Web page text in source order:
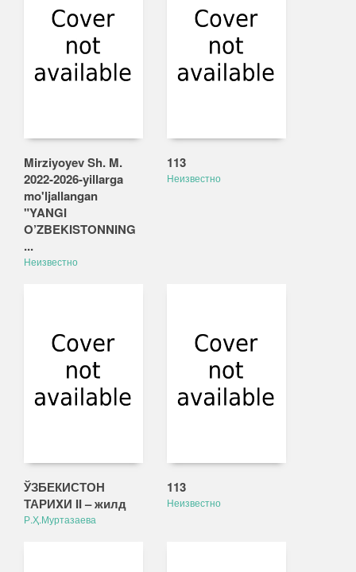
Mirziyoyev Sh. M.
2022-2026-yillarga
mo'ljallangan
"YANGI
O’ZBEKISTONNING
...
Неизвестно
113
Неизвестно
ЎЗБЕКИСТОН
ТАРИXИ II – жилд
Р.Ҳ.Муртазаева
113
Неизвестно